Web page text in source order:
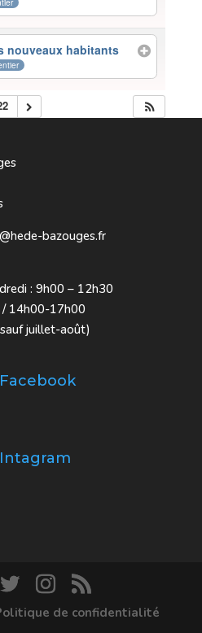
nouveaux habitants
bazouges.fr
: 9h00 – 12h30
14h00-17h00
juillet-août)
de confidentialité